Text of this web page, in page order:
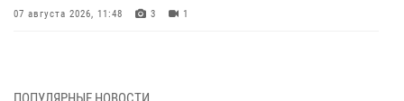
07 августа 2026, 11:48 3 1
07 августа 2026, 10:57 5